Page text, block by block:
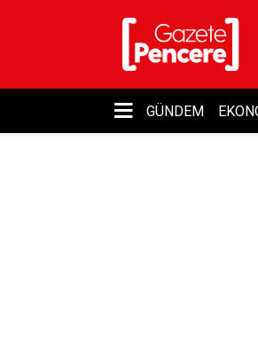
GÜNDEM